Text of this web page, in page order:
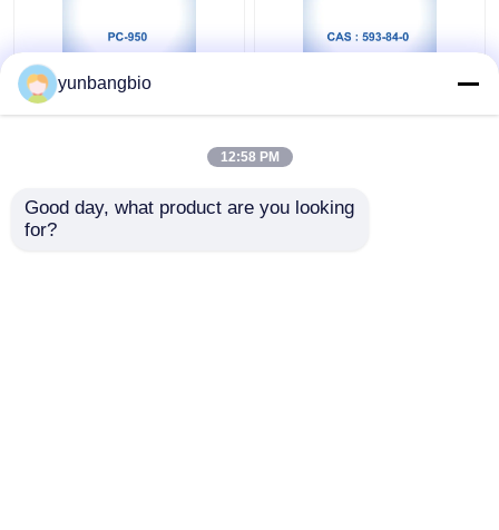
ProClin 950 PC-950
ベストプライス
の試薬の分子等級
ベストプライス
yunbangbio
12:58 PM
Good day, what product are you looking
for?